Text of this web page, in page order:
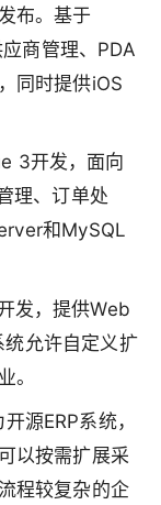
布。基于
商管理、PDA
同时提供iOS
3开发，面向
理、订单处
和MySQL
发，提供Web
统允许自定义扩
。
源ERP系统，
以按需扩展采
程较复杂的企